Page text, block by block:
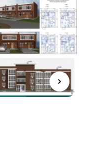
активов